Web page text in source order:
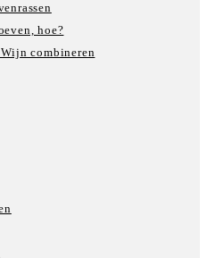
hoe?
combineren